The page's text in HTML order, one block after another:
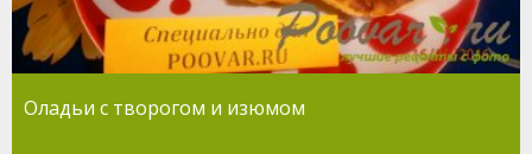
Оладьи с творогом и изюмом